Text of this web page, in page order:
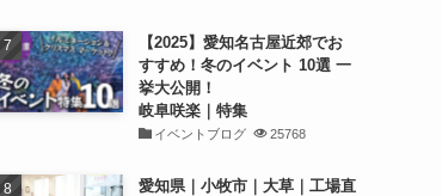
【2025】愛知名古屋近郊でお
すすめ！冬のイベント 10選 一
挙大公開！
岐阜咲楽｜特集
イベントブログ 25768
愛知県｜小牧市｜大草｜工場直